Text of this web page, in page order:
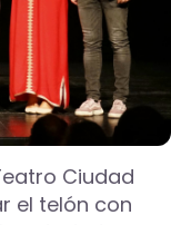
Ciudad
el telón con